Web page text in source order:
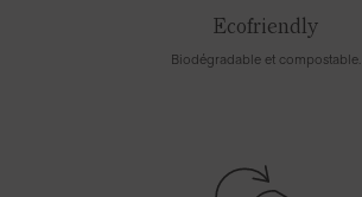
Ecofriendly
Biodégradable et compostable.